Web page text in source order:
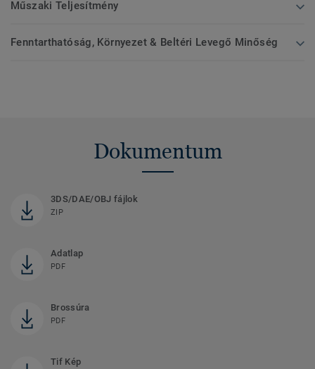
Műszaki Teljesítmény
Fenntarthatóság, Környezet & Beltéri Levegő Minőség
Dokumentum
3DS/DAE/OBJ fájlok
ZIP
Adatlap
PDF
Brossúra
PDF
Tif Kép